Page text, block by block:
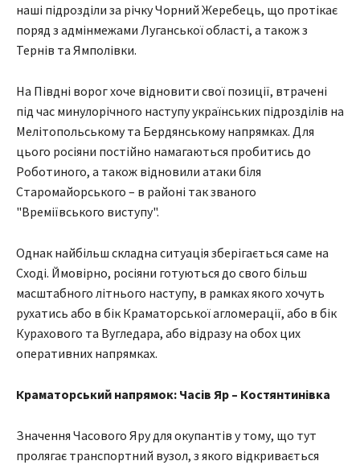
наші підрозділи за річку Чорний Жеребець, що протікає
поряд з адмінмежами Луганської області, а також з
Тернів та Ямполівки.
На Півдні ворог хоче відновити свої позиції, втрачені
під час минулорічного наступу українських підрозділів на
Мелітопольському та Бердянському напрямках. Для
цього росіяни постійно намагаються пробитись до
Роботиного, а також відновили атаки біля
Старомайорського – в районі так званого
"Времіївського виступу".
Однак найбільш складна ситуація зберігається саме на
Сході. Ймовірно, росіяни готуються до свого більш
масштабного літнього наступу, в рамках якого хочуть
рухатись або в бік Краматорської агломерації, або в бік
Курахового та Вугледара, або відразу на обох цих
оперативних напрямках.
Краматорський напрямок: Часів Яр – Костянтинівка
Значення Часового Яру для окупантів у тому, що тут
пролягає транспортний вузол, з якого відкривається